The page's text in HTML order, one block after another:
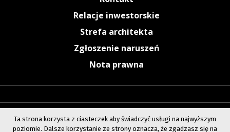
Relacje inwestorskie
Strefa architekta
Zgłoszenie naruszeń
Nota prawna
Ta strona korzysta z ciasteczek aby świadczyć usługi na najwyższym
poziomie. Dalsze korzystanie ze strony oznacza, że zgadzasz się na